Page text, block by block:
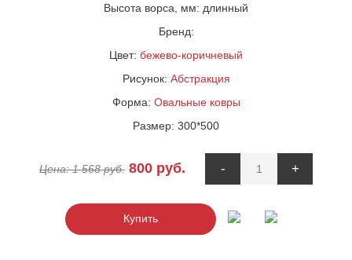
Высота ворса, мм: длинный
Бренд:
Цвет: бежево-коричневый
Рисунок: Абстракция
Форма: Овальные ковры
Размер: 300*500
Цена:1 568руб. 800 руб. - +
Купить